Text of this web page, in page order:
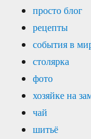
просто блог
рецепты
события в
столярка
фото
хозяйке на
чай
шитьё